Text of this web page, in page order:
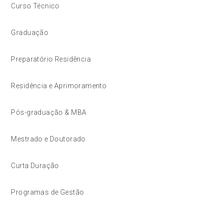
Curso Técnico
Graduação
Preparatório Residência
Residência e Aprimoramento
Pós-graduação & MBA
Mestrado e Doutorado
Curta Duração
Programas de Gestão